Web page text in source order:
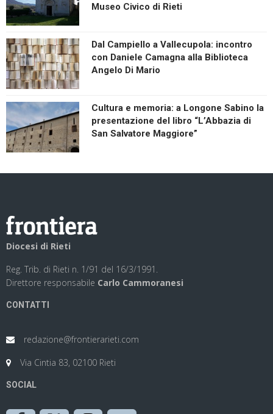
Museo Civico di Rieti
Dal Campiello a Vallecupola: incontro
con Daniele Camagna alla Biblioteca
Angelo Di Mario
Cultura e memoria: a Longone Sabino la
presentazione del libro “L’Abbazia di
San Salvatore Maggiore”
Diocesi di Rieti
Reg. Trib. di Rieti n. 1/91 del 16/3/1991.
Direttore responsabile Carlo Cammoranesi
CONTATTI
redazione@frontierarieti.com
Via Cintia 83, 02100 Rieti
SOCIAL